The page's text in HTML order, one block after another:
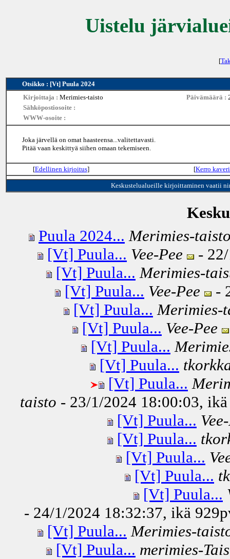
Uistelu
[
Otsikko : [Vt] Puula 2024
Kirjoittaja : Merimies-taisto Päivämäärä :
Sähköpostiosoite :
WWW-osoite :
Joka järvellä on omat haasteensa...valitettavasti.
Pitää vaan keskittyä siihen omaan tekemiseen.
[Edellinen kirjoitus] [Kerro
Keskustelualueille kirjoittaminen vaatii
Puula 2024... Merimies-
[Vt] Puula... Vee-Pee
-
[Vt] Puula... Merimies-
[Vt] Puula... Vee-Pee
-
[Vt] Puula... Merimies-
[Vt] Puula... Vee-Pee
[Vt] Puula...
[Vt] Puula...
[Vt] Puula...
taisto - 23/1/2024 18:00:03, ikä
[Vt] Puula...
[Vt] Puula...
[Vt] Puula...
[Vt] Puula...
[Vt] Puula...
- 24/1/2024 18:32:37, ikä
[Vt] Puula... Merimies-
[Vt] Puula... merimies-